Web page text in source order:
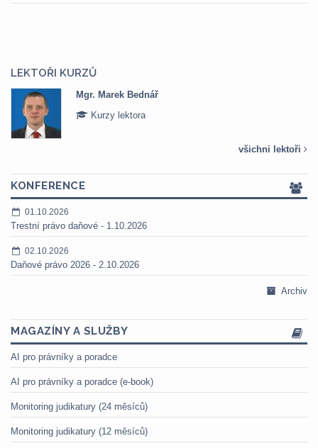
LEKTOŘI KURZŮ
Mgr. Marek Bednář
Kurzy lektora
všichni lektoři
KONFERENCE
01.10.2026
Trestní právo daňové - 1.10.2026
02.10.2026
Daňové právo 2026 - 2.10.2026
Archiv
MAGAZÍNY A SLUŽBY
AI pro právníky a poradce
AI pro právníky a poradce (e-book)
Monitoring judikatury (24 měsíců)
Monitoring judikatury (12 měsíců)